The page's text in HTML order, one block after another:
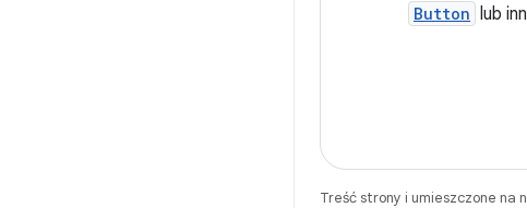
Button lub
Treść strony i umieszczone na